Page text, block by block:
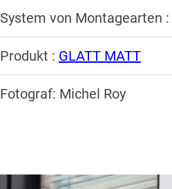
System von Montagearten :
Produkt : GLATT MATT
Fotograf: Michel Roy